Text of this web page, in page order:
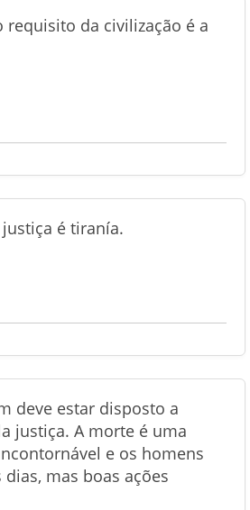
requisito da civilização é a
é tiranía.
deve estar disposto a
justiça. A morte é uma
e os homens
mas boas ações